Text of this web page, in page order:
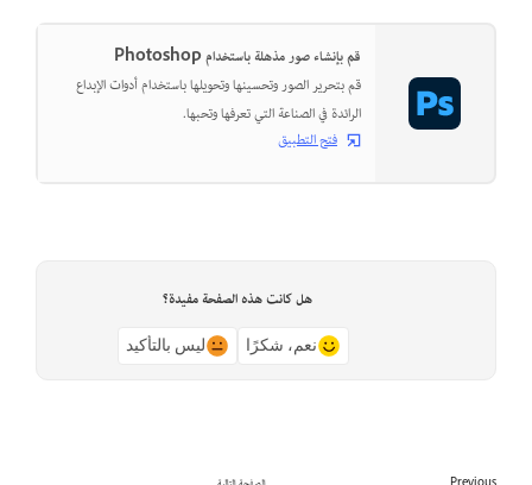
قم بإنشاء صور مذهلة باستخدام Photoshop
قم بتحرير الصور وتحسينها وتحويلها باستخدام أدوات الإبداع
الرائدة في الصناعة التي تعرفها وتحبها.
فتح التطبيق
هل كانت هذه الصفحة مفيدة؟
نعم، شكرًا ليس بالتأكيد